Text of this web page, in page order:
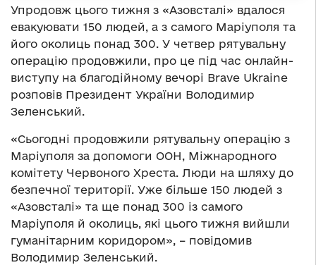
Упродовж цього тижня з «Азовсталі» вдалося
евакуювати 150 людей, а з самого Маріуполя та
його околиць понад 300. У четвер рятувальну
операцію продовжили, про це під час онлайн-
виступу на благодійному вечорі Brave Ukraine
розповів Президент України Володимир
Зеленський.
«Сьогодні продовжили рятувальну операцію з
Маріуполя за допомоги ООН, Міжнародного
комітету Червоного Хреста. Люди на шляху до
безпечної території. Уже більше 150 людей з
«Азовсталі» та ще понад 300 із самого
Маріуполя й околиць, які цього тижня вийшли
гуманітарним коридором», – повідомив
Володимир Зеленський.